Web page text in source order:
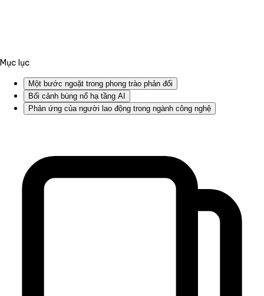
Mục lục
Một bước ngoặt trong phong trào phản đối
Bối cảnh bùng nổ hạ tầng AI
Phản ứng của người lao động trong ngành công nghệ